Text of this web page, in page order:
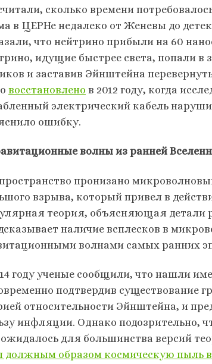
сколько времени
в ЦЕРНе недалеко от Женевы до
что нейтрино прибыли на 60
идущие быстрее света, попали в
и заставив Эйнштейна
восстановлено в 2012 году, когда
электрический кабель
ошибку.
волны из ранней
пронизано
взрыва, который привел в
теория, объясняющая детали
наличие всплесков в
волнами самых ранних
году ученые сообщили, что нашли
подтвердив существование
относительности Эйнштейна, и
инфляции. Однако подозрительно,
для большинства версий
должным образом космическую пыль